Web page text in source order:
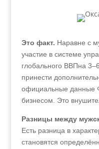
Это факт. Наравне с
участие в системе
глобального ВВПна
принести
официальные
бизнесом. Это
Разницы между
Есть разница в
становятся